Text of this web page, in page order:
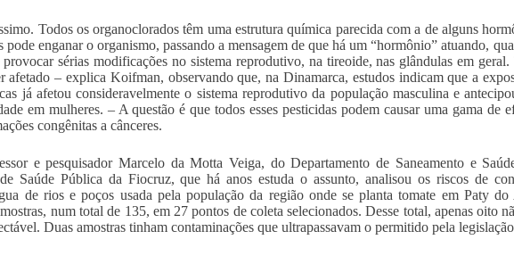
Todos os organoclorados têm uma estrutura química parecida com a de alguns
pode enganar o organismo, passando a mensagem de que há um “hormônio” atuando,
sérias modificações no sistema reprodutivo, na tireoide, nas glândulas em geral.
afetado – explica Koifman, observando que, na Dinamarca, estudos indicam que a
já afetou consideravelmente o sistema reprodutivo da população masculina e
em mulheres. – A questão é que todos esses pesticidas podem causar uma gama de
congênitas a cânceres.
e pesquisador Marcelo da Motta Veiga, do Departamento de Saneamento e
Saúde Pública da Fiocruz, que há anos estuda o assunto, analisou os riscos de
de rios e poços usada pela população da região onde se planta tomate em Paty
num total de 135, em 27 pontos de coleta selecionados. Desse total, apenas oito
Duas amostras tinham contaminações que ultrapassavam o permitido pela